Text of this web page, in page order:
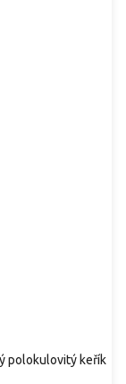
polokulovitý keřík